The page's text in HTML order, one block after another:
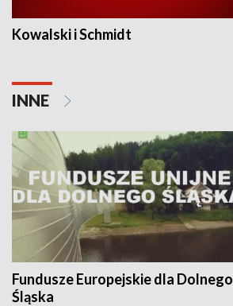
Kowalski i Schmidt
INNE
Fundusze Europejskie dla Dolnego
Śląska